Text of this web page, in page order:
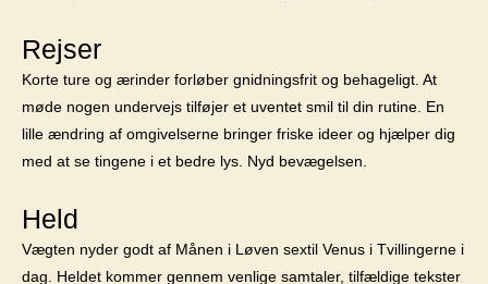
Rejser
Korte ture og ærinder forløber gnidningsfrit og behageligt. At
møde nogen undervejs tilføjer et uventet smil til din rutine. En
lille ændring af omgivelserne bringer friske ideer og hjælper dig
med at se tingene i et bedre lys. Nyd bevægelsen.
Held
Vægten nyder godt af Månen i Løven sextil Venus i Tvillingerne i
dag. Heldet kommer gennem venlige samtaler, tilfældige tekster